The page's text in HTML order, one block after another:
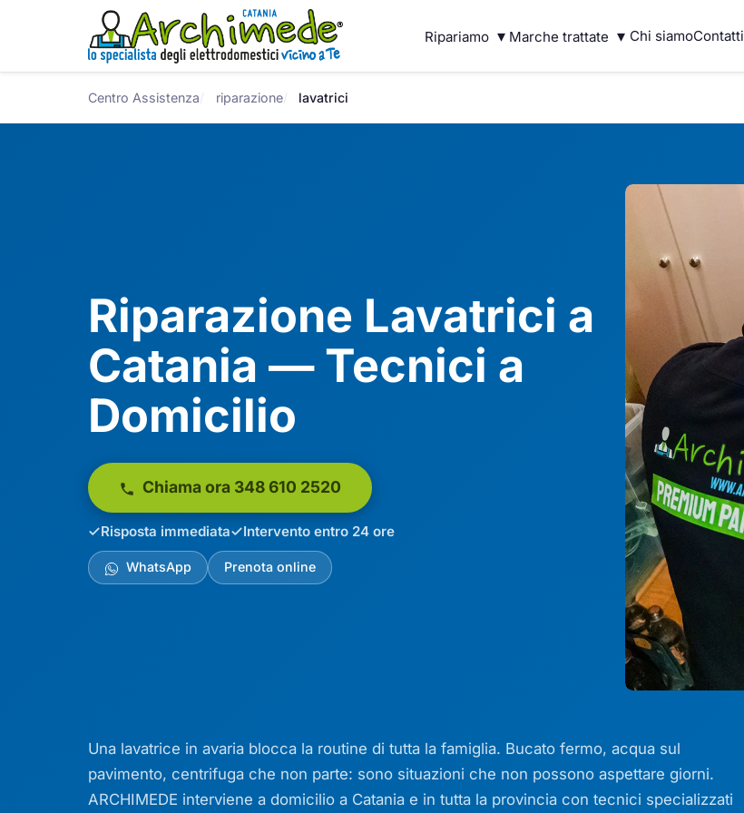
Ripariamo ▾ Marche trattate ▾ Chi siamoContatti
Centro Assistenza riparazione lavatrici
Riparazione Lavatrici a
Catania — Tecnici a
Domicilio
Chiama ora 348 610 2520
Risposta immediata Intervento entro 24 ore
WhatsApp Prenota online
Una lavatrice in avaria blocca la routine di tutta la famiglia. Bucato fermo, acqua sul
pavimento, centrifuga che non parte: sono situazioni che non possono aspettare giorni.
ARCHIMEDE interviene a domicilio a Catania e in tutta la provincia con tecnici specializzati